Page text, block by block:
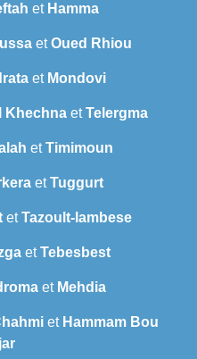
et Hamma
etOued Rhiou
et Mondovi
Khechna etTelergma
etTimimoun
etTuggurt
etTazoult-lambese
etTebesbest
et Mehdia
et Hammam Bou